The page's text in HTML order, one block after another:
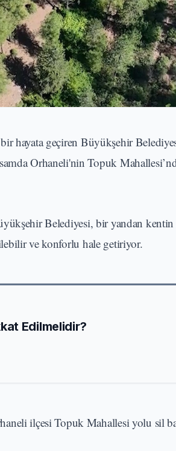
hayata geçiren Büyükşehir
Orhaneli'nin Topuk
Belediyesi, bir yandan kentin
ve konforlu hale getiriyor.
Edilmelidir?
ilçesi Topuk Mahallesi yolu sil